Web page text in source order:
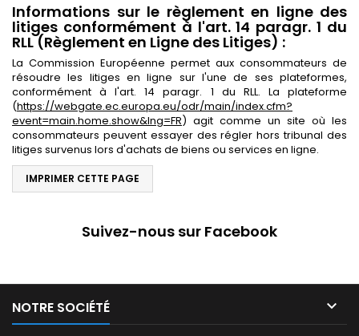
Informations sur le règlement en ligne des
litiges conformément à l'art. 14 paragr. 1 du
RLL (Règlement en Ligne des Litiges) :
La Commission Européenne permet aux consommateurs de
résoudre les litiges en ligne sur l'une de ses plateformes,
conformément à l'art. 14 paragr. 1 du RLL. La plateforme
(https://webgate.ec.europa.eu/odr/main/index.cfm?
event=main.home.show&lng=FR) agit comme un site où les
consommateurs peuvent essayer des régler hors tribunal des
litiges survenus lors d'achats de biens ou services en ligne.
Suivez-nous sur Facebook
NOTRE SOCIÉTÉ 